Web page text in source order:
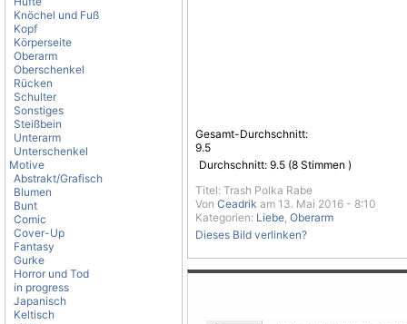
Knöchel und Fuß
Kopf
Körperseite
Oberarm
Oberschenkel
Rücken
Schulter
Sonstiges
Steißbein
Unterarm
Unterschenkel
Motive
Abstrakt/Grafisch
Blumen
Bunt
Comic
Cover-Up
Fantasy
Gurke
Horror und Tod
in progress
Japanisch
Keltisch
Gesamt-Durchschnitt:
9.5
Durchschnitt: 9.5 (8 Stimmen )
Titel: Trash Polka Rabe
Von Ceadrik am 13. Mai 2016 - 8:10
Kategorien: Liebe, Oberarm
Dieses Bild verlinken?